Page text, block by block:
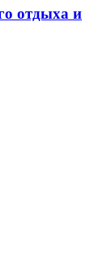
отдыха и